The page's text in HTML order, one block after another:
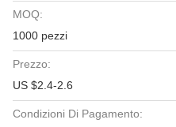
MOQ:
1000 pezzi
Prezzo:
US $2.4-2.6
Condizioni Di Pagamento: